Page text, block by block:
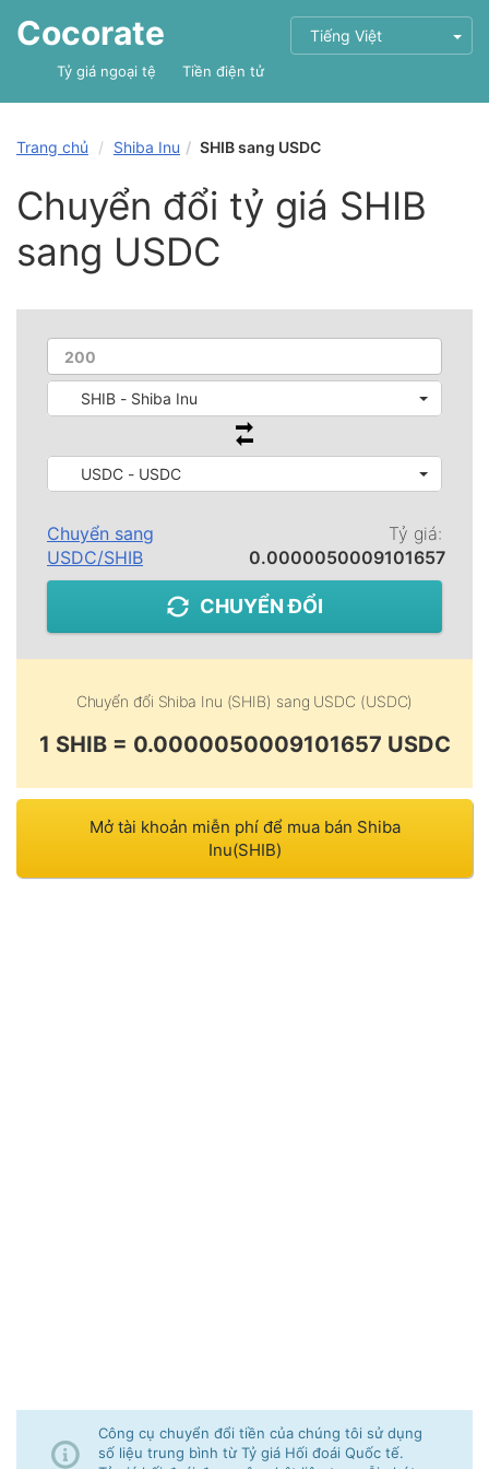
Cocorate Tiếng Việt
Tỷ giá ngoại tệ Tiền điện tử
Trang chủ Shiba Inu SHIB sang USDC
Chuyển đổi tỷ giá SHIB
sang USDC
SHIB - Shiba Inu
USDC - USDC
Chuyển sang
USDC/SHIB
Tỷ giá:
0.0000050009101657
CHUYỂN ĐỔI
Chuyển đổi Shiba Inu (SHIB) sang USDC (USDC)
1 SHIB = 0.0000050009101657 USDC
Mở tài khoản miễn phí để mua bán Shiba
Inu(SHIB)
Công cụ chuyển đổi tiền của chúng tôi sử dụng
số liệu trung bình từ Tỷ giá Hối đoái Quốc tế.